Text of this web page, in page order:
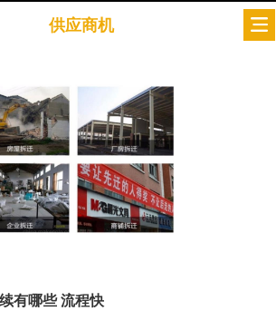
供应商机
有哪些 流程快